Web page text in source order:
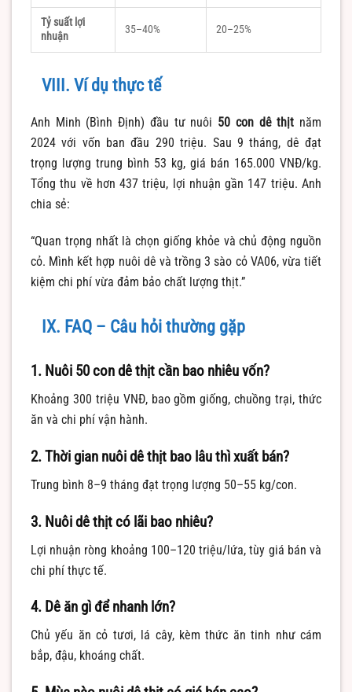
Tỷ suất lợi
nhuận
35–40% 20–25%
VIII. Ví dụ thực tế
Anh Minh (Bình Định) đầu tư nuôi 50 con dê thịt năm
2024 với vốn ban đầu 290 triệu. Sau 9 tháng, dê đạt
trọng lượng trung bình 53 kg, giá bán 165.000 VNĐ/kg.
Tổng thu về hơn 437 triệu, lợi nhuận gần 147 triệu. Anh
chia sẻ:
“Quan trọng nhất là chọn giống khỏe và chủ động nguồn
cỏ. Mình kết hợp nuôi dê và trồng 3 sào cỏ VA06, vừa tiết
kiệm chi phí vừa đảm bảo chất lượng thịt.”
IX. FAQ – Câu hỏi thường gặp
1. Nuôi 50 con dê thịt cần bao nhiêu vốn?
Khoảng 300 triệu VNĐ, bao gồm giống, chuồng trại, thức
ăn và chi phí vận hành.
2. Thời gian nuôi dê thịt bao lâu thì xuất bán?
Trung bình 8–9 tháng đạt trọng lượng 50–55 kg/con.
3. Nuôi dê thịt có lãi bao nhiêu?
Lợi nhuận ròng khoảng 100–120 triệu/lứa, tùy giá bán và
chi phí thực tế.
4. Dê ăn gì để nhanh lớn?
Chủ yếu ăn cỏ tươi, lá cây, kèm thức ăn tinh như cám
bắp, đậu, khoáng chất.